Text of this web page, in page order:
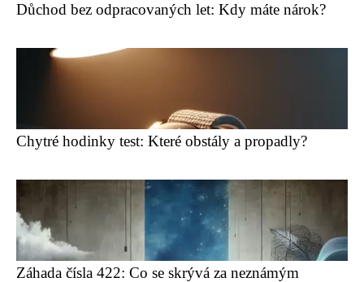
Důchod bez odpracovaných let: Kdy máte nárok?
Chytré hodinky test: Které obstály a propadly?
Záhada čísla 422: Co se skrývá za neznámým